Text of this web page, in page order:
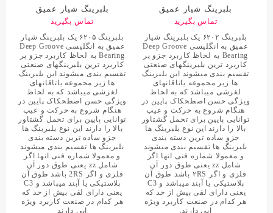
بلبرینگ شیار عمیق
62052RS
تماس بگیرید
بلبرینگ ۶۲۰۵ یک بلبرینگ شیار
عمیق به انگلیسی Deep Groove
Bearing به لحاظ کاربرد جزو پر
کاربرد ترین بلبرینگهای صنعتی
تقسیم بندی میشوند این بلبرینگ
ها زیر مجموعه یاتاقانهای
لغزشی میباشد که به لحاظ
ویژگی حسن اصطحکاک پایین در
هنگام شروع به حرکت و عیب
توانایی پایین برای تحمل گشتاور
بالا را دارند این نوع بلبرینگ ها
جزو ساده ترین دسته بندی
بلبرینگ ها تقسیم بندی میشوند
و معمولا شماره فنی انها اگر
شامل zz یعنی طوق دور آن
فلزی و اگر 2RS باشد طوق آن
پلاستیکی یا آبند میباشد و C3
یعنی دارای لقی بیش از حد که
هر کدام در صنعت کاربرد ویژه
ایی دارند
بلبرینگ شیار عمیق
62022RS C3
تماس بگیرید
بلبرینگ ۶۲۰۲ یک بلبرینگ شیار
عمیق به انگلیسی Deep Groove
Bearing به لحاظ کاربرد جزو پر
کاربرد ترین بلبرینگهای صنعتی
تقسیم بندی میشوند این بلبرینگ
ها زیر مجموعه یاتاقانهای
لغزشی میباشد که به لحاظ
ویژگی حسن اصطحکاک پایین در
هنگام شروع به حرکت و عیب
توانایی پایین برای تحمل گشتاور
بالا را دارند این نوع بلبرینگ ها
جزو ساده ترین دسته بندی
بلبرینگ ها تقسیم بندی میشوند
و معمولا شماره فنی انها اگر
شامل zz یعنی طوق دور آن
فلزی و اگر ۲RS باشد طوق آن
پلاستیکی یا آبند میباشد و C3
یعنی دارای لقی بیش از حد که
هر کدام در صنعت کاربرد ویژه
ایی دارند.